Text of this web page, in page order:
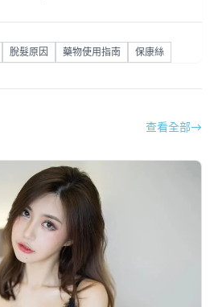
脫髮原因 藥物使用指南 保康絲
查看全部→